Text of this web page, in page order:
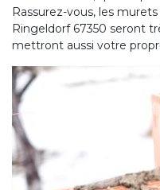
Rassurez-vous, les
Ringeldorf 67350 seront
mettront aussi votre